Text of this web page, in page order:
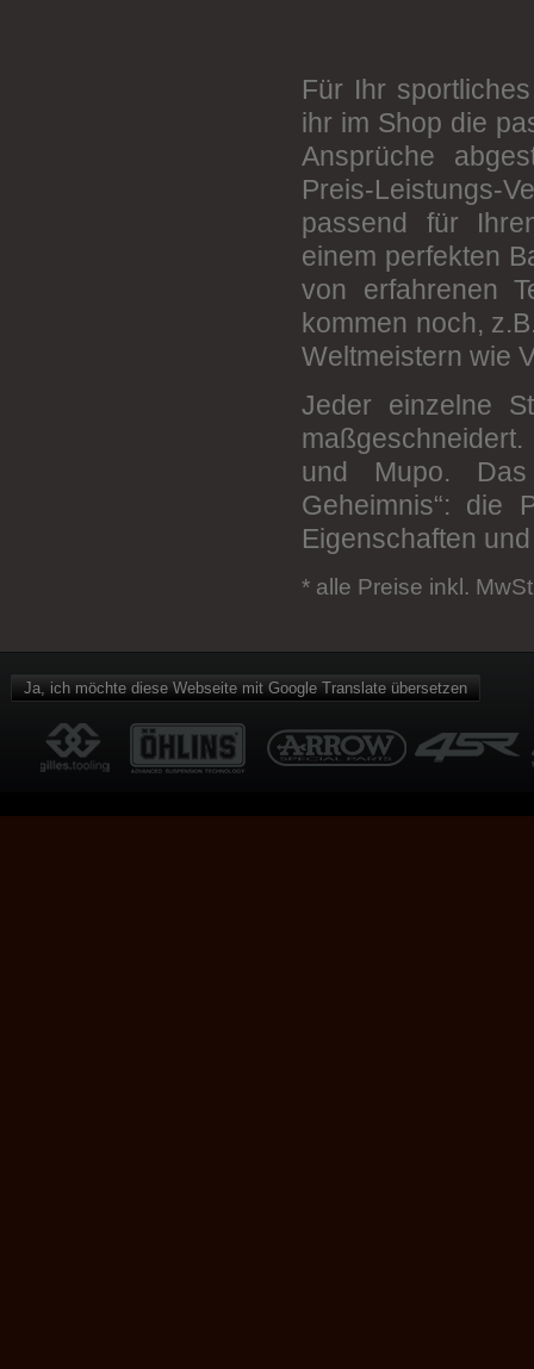
Für Ihr
ihr im Shop die
Ansprüche
Preis-Leistungs-
passend für
einem perfekten
von erfahrenen
kommen noch,
Weltmeistern wie
Jeder einzelne
und Mupo.
Geheimnis“: die
Eigenschaften
* alle Preise inkl.
Ja, ich möchte diese Webseite mit Google Translate übersetzen